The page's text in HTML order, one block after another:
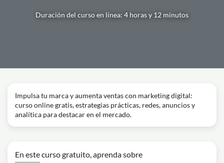
Duración del curso en línea: 4 horas y 12 minutos
Impulsa tu marca y aumenta ventas con marketing digital:
curso online gratis, estrategias prácticas, redes, anuncios y
analítica para destacar en el mercado.
En este curso gratuito, aprenda sobre